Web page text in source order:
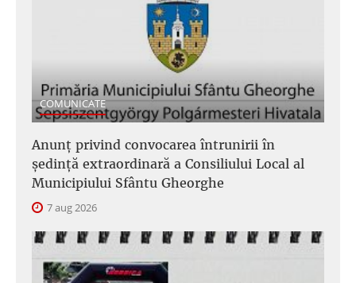
COMUNICATE
Anunţ privind convocarea întrunirii în
şedinţă extraordinară a Consiliului Local al
Municipiului Sfântu Gheorghe
7 aug 2026